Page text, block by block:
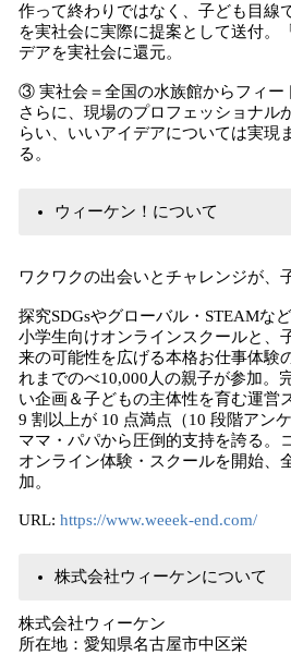
作って終わりではなく、子ども目線
を実社会に実際に提案として送付。
デアを実社会に還元。
③ 実社会＝全国の水族館からフィー
さらに、現場のプロフェッショナル
らい、いいアイデアについては実現
る。
ウィーケン！について
ワクワクの出会いとチャレンジが、
探究SDGsやグローバル・STEAMな
小学生向けオンラインスクールと、
来の可能性を広げる本格お仕事体験
れまでのべ10,000人の親子が参加。
い企画＆子どもの主体性を育む運営
9 割以上が 10 点満点（10 段階アン
ママ・パパから圧倒的支持を誇る。
オンライン体験・スクールを開始、
加。
URL: https://www.weeek-end.com/
株式会社ウィーケンについて
株式会社ウィーケン
所在地：愛知県名古屋市中区栄